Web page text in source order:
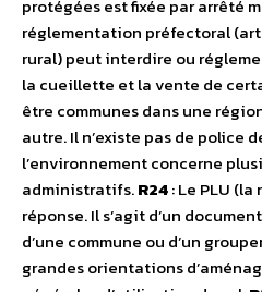
protégées est fixée par arrêté
réglementation préfectoral
rural) peut interdire ou
la cueillette et la vente de
être communes dans une
autre. Il n’existe pas de police
l’environnement concerne
administratifs.R24: Le PLU
réponse. Il s’agit d’un
d’une commune ou d’un
grandes orientations